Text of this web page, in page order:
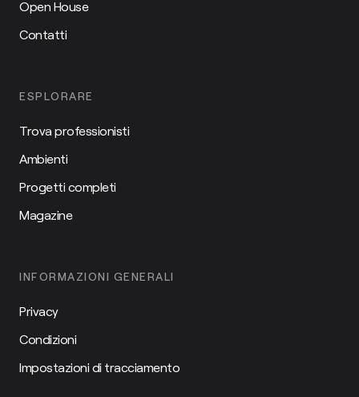
Open House
Contatti
ESPLORARE
Trova professionisti
Ambienti
Progetti completi
Magazine
INFORMAZIONI GENERALI
Privacy
Condizioni
Impostazioni di tracciamento